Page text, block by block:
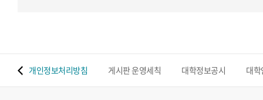
개인정보처리방침 게시판 운영세칙 대학정보공시 대